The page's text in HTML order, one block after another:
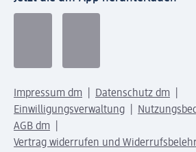
Impressum dm
Datenschutz dm
Einwilligungsverwaltung
AGB dm
Vertrag widerrufen und